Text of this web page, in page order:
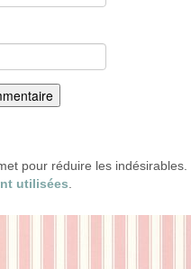
pour réduire les indésirables.
utilisées